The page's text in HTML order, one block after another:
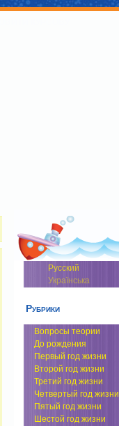
Русский
Українська
Рубрики
Вопросы теории
До рождения
Первый год жизни
Второй год жизни
Третий год жизни
Четвертый год жизни
Пятый год жизни
Шестой год жизни